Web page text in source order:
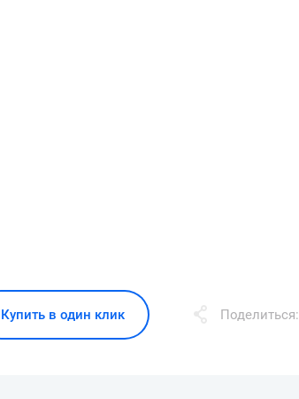
Купить в один клик Поделиться: